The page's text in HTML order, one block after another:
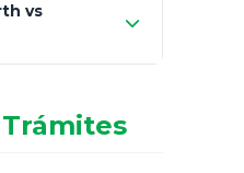
informales en
técnico
vs